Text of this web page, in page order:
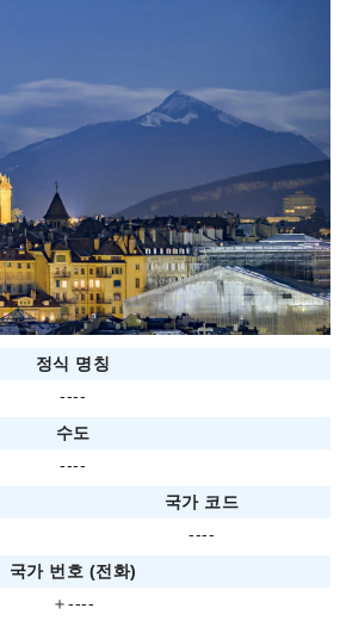
정식 명칭
----
수도
----
국가 코드
----
국가 번호 (전화)
＋----